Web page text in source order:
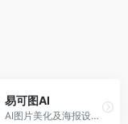
易可图AI
AI图片美化及海报设计平台，专注于电商视觉设计。面向电商卖家，提供图片美化、海报设计、营销素材等服务，设计效率高。